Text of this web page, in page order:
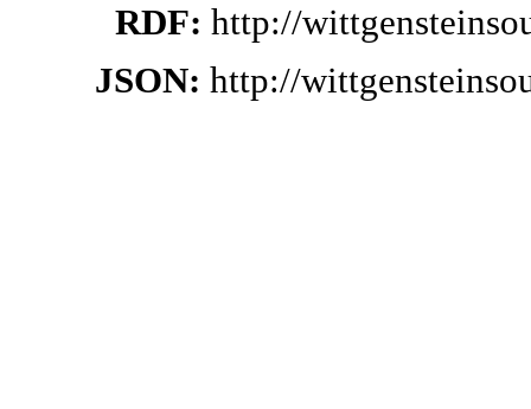
RDF: http://
JSON: http://